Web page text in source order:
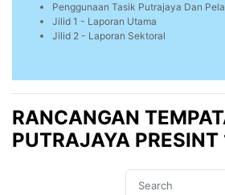
Penggunaan Tasik Putrajaya Dan
Jilid 1 - Laporan Utama
Jilid 2 - Laporan Sektoral
RANCANGAN
PUTRAJAYA PRESINT